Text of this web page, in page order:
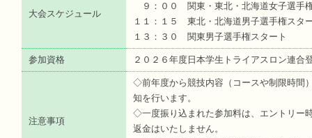
大会スケジュール
９：００ 関東・東北・北海道女子選手
１１：１５ 東北・北海道男子選手権スタ
１３：３０ 関東男子選手権スタート
参加資格 ２０２６年度日本学生トライアスロン連合
注意事項
◇前年度から競技内容（コースや制限時間
知を行います。
◇一度振り込まれた参加料は、エントリー
返金はいたしません。